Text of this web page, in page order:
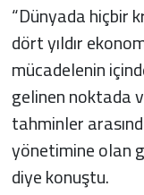
“Dünyada hiçbir
dört yıldır
mücadelenin
gelinen noktada
tahminler
yönetimine olan
diye konuştu.